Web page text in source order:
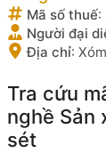
Mã số thuế:
Người đại
Địa chỉ:
Tra cứu
nghề Sản
sét